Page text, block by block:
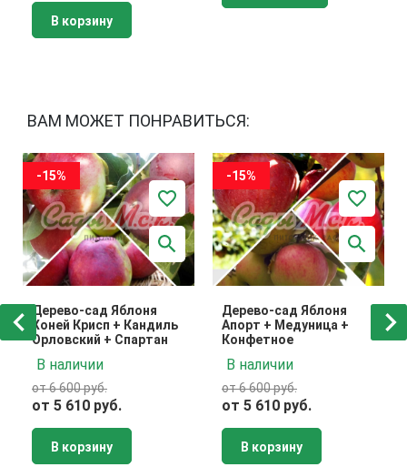
В корзину
ВАМ МОЖЕТ ПОНРАВИТЬСЯ:
-15%
Дерево-сад Яблоня
Хоней Крисп + Кандиль
Орловский + Спартан
В наличии
от 6 600 руб.
от 5 610 руб.
В корзину
-15%
Дерево-сад Яблоня
Апорт + Медуница +
Конфетное
В наличии
от 6 600 руб.
от 5 610 руб.
В корзину